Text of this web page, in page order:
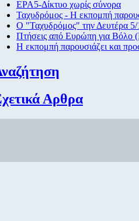
ΕΡΑ5-Δίκτυο χωρίς σύνορα
Ταχυδρόμος - Η εκπομπή
Ο "Ταχυδρόμος" την Δευτέρα 5/
Πτήσεις από Eυρώπη για Βόλο
Η εκπομπή παρουσιάζει και
Αρθρα